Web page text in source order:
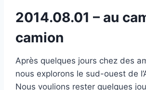
2014.08.01 – au
camion
Après quelques jours chez des
nous explorons le sud-ouest de
Nous voulions rester quelques